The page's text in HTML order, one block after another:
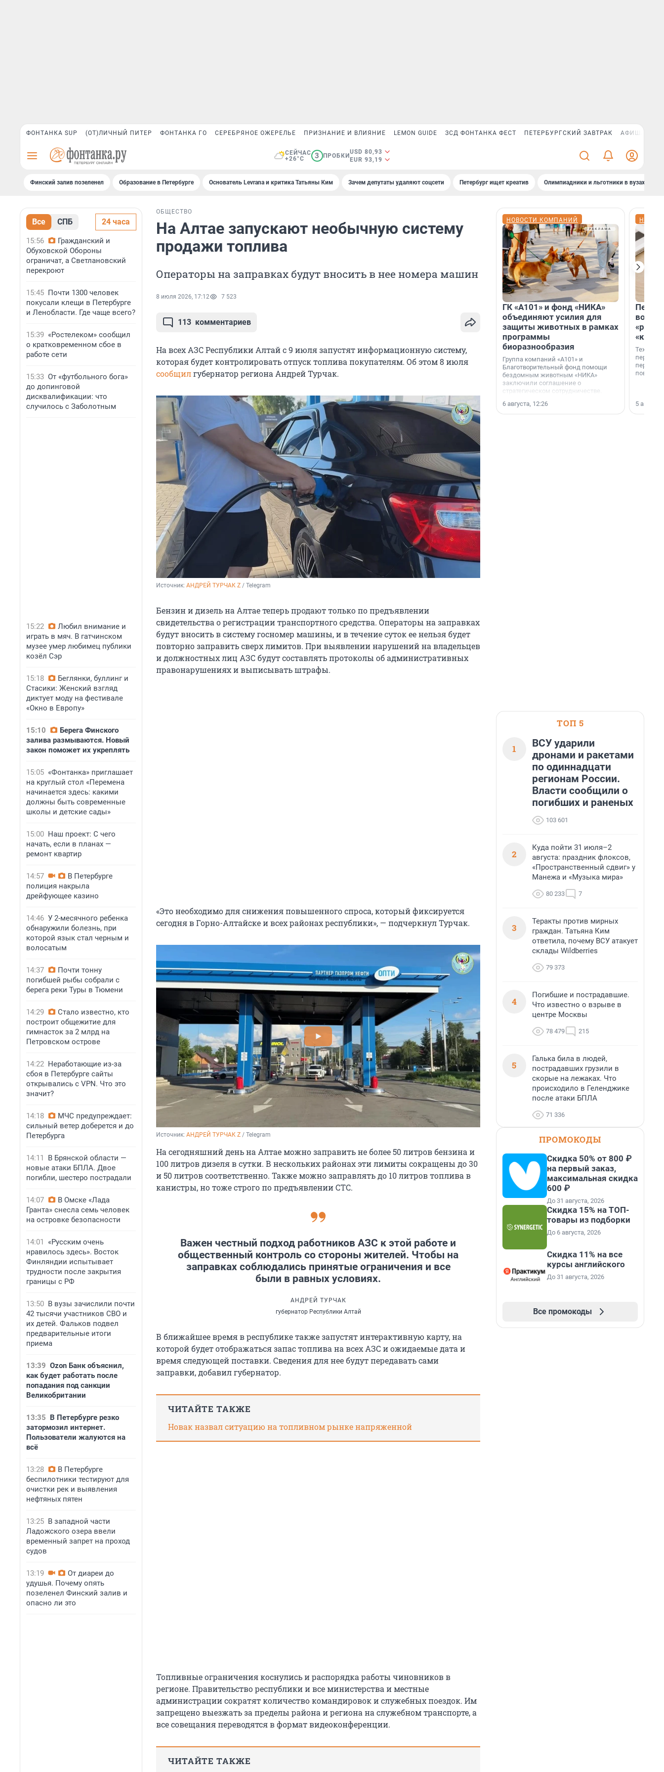
ФОНТАНКА SUP (ОТ)ЛИЧНЫЙ ПИТЕР ФОНТАНКА ГО СЕРЕБРЯНОЕ ОЖЕРЕЛЬЕ ПРИЗНАНИЕ И ВЛИЯНИЕ LEMON GUIDE ЗСД ФОНТАНКА ФЕСТ ПЕТЕРБУРГСКИЙ ЗАВТРАК АФИША PLUS
СЕЙЧАС
+26°C
3 ПРОБКИ
USD 80,93
EUR 93,19
Финский залив позеленел Образование в Петербурге Основатель Levrana и критика Татьяны Ким Зачем депутаты удаляют соцсети Петербург ищет креатив Олимпиадники и льготники в вузах СПб
Все СПБ 24 часа
15:56
Гражданский и
Обуховской Обороны
ограничат, а Светлановский
перекроют
15:45 Почти 1300 человек
покусали клещи в Петербурге
и Ленобласти. Где чаще всего?
15:39 «Ростелеком» сообщил
о кратковременном сбое в
работе сети
15:33 От «футбольного бога»
до допинговой
дисквалификации: что
случилось с Заболотным
15:22
Любил внимание и
играть в мяч. В гатчинском
музее умер любимец публики
козёл Сэр
15:18
Беглянки, буллинг и
Стасики: Женский взгляд
диктует моду на фестивале
«Окно в Европу»
15:10
Берега Финского
залива размываются. Новый
закон поможет их укреплять
15:05 «Фонтанка» приглашает
на круглый стол «Перемена
начинается здесь: какими
должны быть современные
школы и детские сады»
15:00 Наш проект: С чего
начать, если в планах —
ремонт квартир
14:57
В Петербурге
полиция накрыла
дрейфующее казино
14:46 У 2-месячного ребенка
обнаружили болезнь, при
которой язык стал черным и
волосатым
14:37
Почти тонну
погибшей рыбы собрали с
берега реки Туры в Тюмени
14:29
Стало известно, кто
построит общежитие для
гимнасток за 2 млрд на
Петровском острове
14:22 Неработающие из-за
сбоя в Петербурге сайты
открывались с VPN. Что это
значит?
14:18
МЧС предупреждает:
сильный ветер доберется и до
Петербурга
14:11
В Брянской области —
новые атаки БПЛА. Двое
погибли, шестеро пострадали
14:07
В Омске «Лада
Гранта» снесла семь человек
на островке безопасности
14:01
«Русским очень
нравилось здесь». Восток
Финляндии испытывает
трудности после закрытия
границы с РФ
13:50 В вузы зачислили почти
42 тысячи участников СВО и
их детей. Фальков подвел
предварительные итоги
приема
13:39 Ozon Банк объяснил,
как будет работать после
попадания под санкции
Великобритании
13:35 В Петербурге резко
затормозил интернет.
Пользователи жалуются на
всё
13:28
В Петербурге
беспилотники тестируют для
очистки рек и выявления
нефтяных пятен
13:25 В западной части
Ладожского озера ввели
временный запрет на проход
судов
13:19
От диареи до
удушья. Почему опять
позеленел Финский залив и
опасно ли это
ОБЩЕСТВО
На Алтае запускают необычную систему
продажи топлива
Операторы на заправках будут вносить в нее номера машин
8 июля 2026, 17:12 7 523
113 комментариев
На всех АЗС Республики Алтай с 9 июля запустят информационную систему,
которая будет контролировать отпуск топлива покупателям. Об этом 8 июля
сообщилгубернатор региона Андрей Турчак.
Источник: АНДРЕЙ ТУРЧАК Z / Telegram
Бензин и дизель на Алтае теперь продают только по предъявлении
свидетельства о регистрации транспортного средства. Операторы на заправках
будут вносить в систему госномер машины, и в течение суток ее нельзя будет
повторно заправить сверх лимитов. При выявлении нарушений на владельцев
и должностных лиц АЗС будут составлять протоколы об административных
правонарушениях и выписывать штрафы.
«Это необходимо для снижения повышенного спроса, который фиксируется
сегодня в Горно-Алтайске и всех районах республики», — подчеркнул Турчак.
Источник: АНДРЕЙ ТУРЧАК Z / Telegram
На сегодняшний день на Алтае можно заправить не более 50 литров бензина и
100 литров дизеля в сутки. В нескольких районах эти лимиты сокращены до 30
и 50 литров соответственно. Также можно заправлять до 10 литров топлива в
канистры, но тоже строго по предъявлении СТС.
Важен честный подход работников АЗС к этой работе и
общественный контроль со стороны жителей. Чтобы на
заправках соблюдались принятые ограничения и все
были в равных условиях.
АНДРЕЙ ТУРЧАК
губернатор Республики Алтай
В ближайшее время в республике также запустят интерактивную карту, на
которой будет отображаться запас топлива на всех АЗС и ожидаемые дата и
время следующей поставки. Сведения для нее будут передавать сами
заправки, добавил губернатор.
ЧИТАЙТЕ ТАКЖЕ
Новак назвал ситуацию на топливном рынке напряженной
Топливные ограничения коснулись и распорядка работы чиновников в
регионе. Правительство республики и все министерства и местные
администрации сократят количество командировок и служебных поездок. Им
запрещено выезжать за пределы района и региона на служебном транспорте, а
все совещания переводятся в формат видеоконференции.
ЧИТАЙТЕ ТАКЖЕ
НОВОСТИ КОМПАНИЙ
ГК «А101» и фонд «НИКА»
объединяют усилия для
защиты животных в рамках
программы
биоразнообразия
Группа компаний «А101» и
Благотворительный фонд помощи
бездомным животным «НИКА»
заключили соглашение о
стратегическом сотрудничестве.
6 августа, 12:26
5
ТОП 5
1
ВСУ ударили
дронами и ракетами
по одиннадцати
регионам России.
Власти сообщили о
погибших и раненых
103 601
2
Куда пойти 31 июля–2
августа: праздник флоксов,
«Пространственный сдвиг» у
Манежа и «Музыка мира»
80 233 7
3
Теракты против мирных
граждан. Татьяна Ким
ответила, почему ВСУ атакует
склады Wildberries
79 373
4
Погибшие и пострадавшие.
Что известно о взрыве в
центре Москвы
78 479 215
5
Галька била в людей,
пострадавших грузили в
скорые на лежаках. Что
происходило в Геленджике
после атаки БПЛА
71 336
ПРОМОКОДЫ
Скидка 50% от 800 ₽
на первый заказ,
максимальная скидка
600 ₽
До 31 августа, 2026
Скидка 15% на ТОП-
товары из подборки
До 6 августа, 2026
Скидка 11% на все
курсы английского
До 31 августа, 2026
Все промокоды